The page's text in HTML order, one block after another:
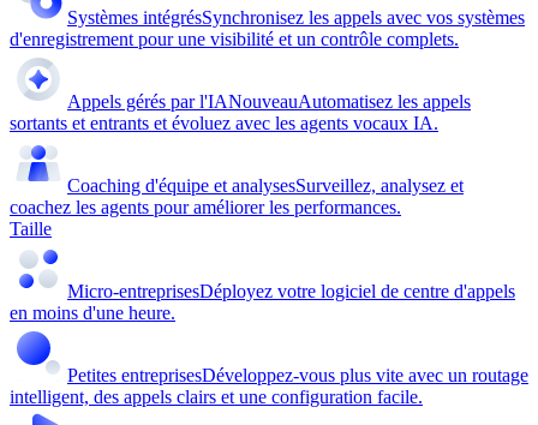
Systèmes intégrésSynchronisez les appels avec vos systèmes
d'enregistrement pour une visibilité et un contrôle complets.
Appels gérés par l'IANouveauAutomatisez les appels
sortants et entrants et évoluez avec les agents vocaux IA.
Coaching d'équipe et analysesSurveillez, analysez et
coachez les agents pour améliorer les performances.
Taille
Micro-entreprisesDéployez votre logiciel de centre d'appels
en moins d'une heure.
Petites entreprisesDéveloppez-vous plus vite avec un routage
intelligent, des appels clairs et une configuration facile.